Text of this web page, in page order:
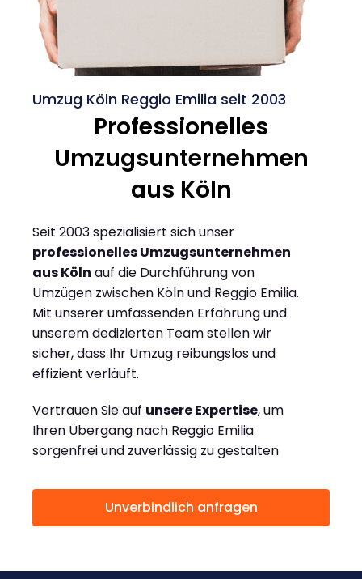
Umzug Köln Reggio Emilia seit 2003
Professionelles
Umzugsunternehmen
aus Köln
Seit 2003 spezialisiert sich unser
professionelles Umzugsunternehmen
aus Köln auf die Durchführung von
Umzügen zwischen Köln und Reggio Emilia.
Mit unserer umfassenden Erfahrung und
unserem dedizierten Team stellen wir
sicher, dass Ihr Umzug reibungslos und
effizient verläuft.
Vertrauen Sie auf unsere Expertise, um
Ihren Übergang nach Reggio Emilia
sorgenfrei und zuverlässig zu gestalten
Unverbindlich anfragen